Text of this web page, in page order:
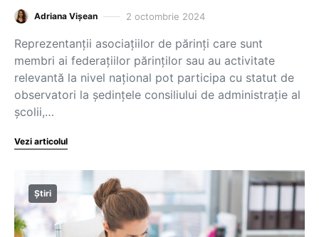
Adriana Vișean 2 octombrie 2024
Reprezentanții asociațiilor de părinți care sunt
membri ai federațiilor părinților sau au activitate
relevantă la nivel național pot participa cu statut de
observatori la ședințele consiliului de administrație al
școlii,…
Vezi articolul
Știri